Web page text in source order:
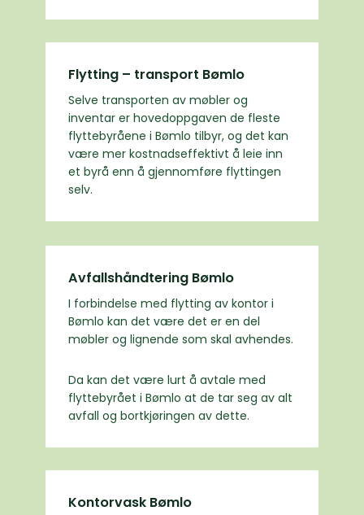
Flytting – transport Bømlo
Selve transporten av møbler og
inventar er hovedoppgaven de fleste
flyttebyråene i Bømlo tilbyr, og det kan
være mer kostnadseffektivt å leie inn
et byrå enn å gjennomføre flyttingen
selv.
Avfallshåndtering Bømlo
I forbindelse med flytting av kontor i
Bømlo kan det være det er en del
møbler og lignende som skal avhendes.
Da kan det være lurt å avtale med
flyttebyrået i Bømlo at de tar seg av alt
avfall og bortkjøringen av dette.
Kontorvask Bømlo